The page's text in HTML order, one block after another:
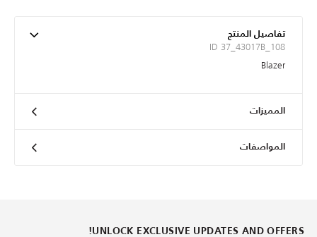
تفاصيل المنتج
ID 37_43017B_108
Blazer
المميزات
المواصفات
UNLOCK EXCLUSIVE UPDATES AND OFFERS!